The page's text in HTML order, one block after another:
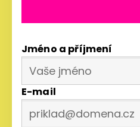
Jméno a příjmení
E-mail